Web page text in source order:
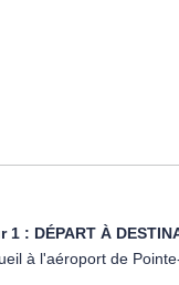
idyllique face
activités
de la
5/26. Avant et
1 : DÉPART À
à l'aéroport de